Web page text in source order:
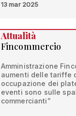
13 mar 2025
Attualità
Fincommercio
Amministrazione
aumenti delle tariffe
occupazione dei
eventi sono sulle
commercianti”